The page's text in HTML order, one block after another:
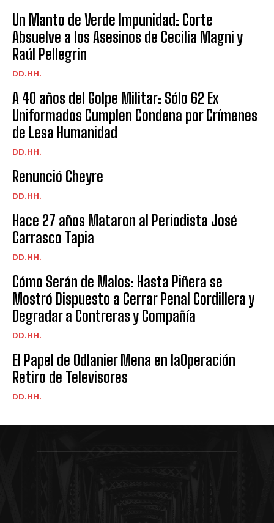
Un Manto de Verde Impunidad: Corte
Absuelve a los Asesinos de Cecilia Magni y
Raúl Pellegrin
DD.HH.
A 40 años del Golpe Militar: Sólo 62 Ex
Uniformados Cumplen Condena por Crímenes
de Lesa Humanidad
DD.HH.
Renunció Cheyre
DD.HH.
Hace 27 años Mataron al Periodista José
Carrasco Tapia
DD.HH.
Cómo Serán de Malos: Hasta Piñera se
Mostró Dispuesto a Cerrar Penal Cordillera y
Degradar a Contreras y Compañía
DD.HH.
El Papel de Odlanier Mena en laOperación
Retiro de Televisores
DD.HH.